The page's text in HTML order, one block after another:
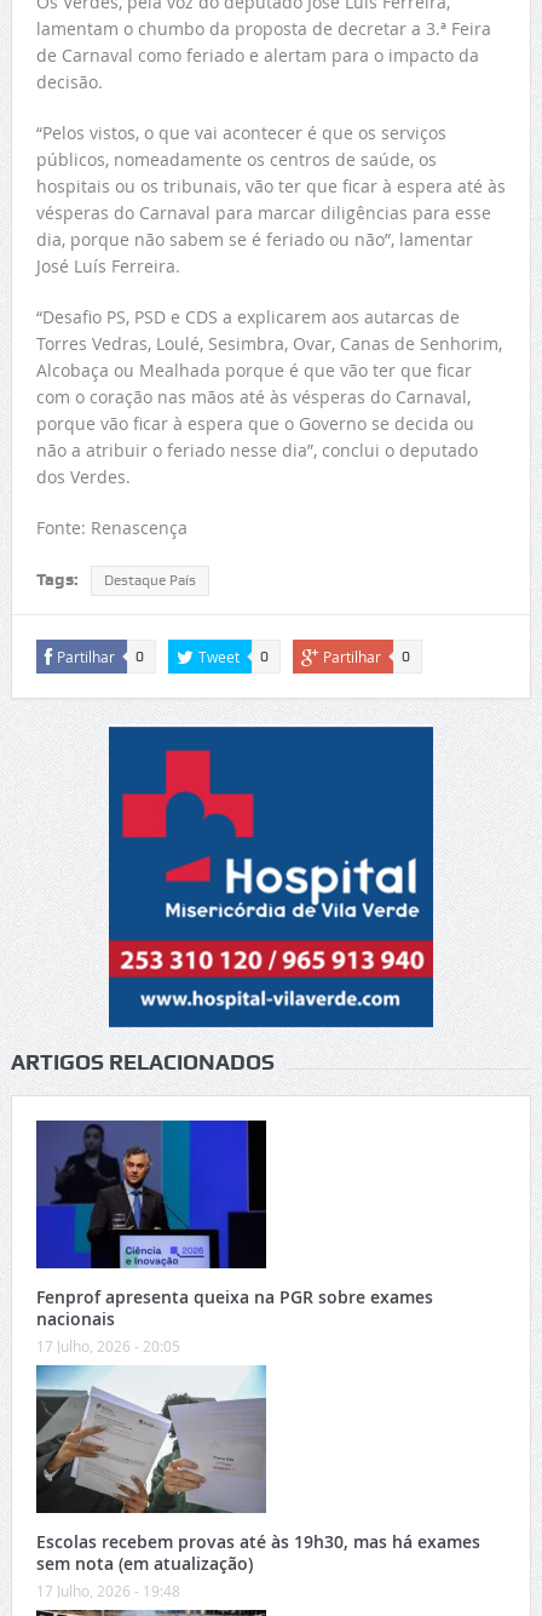
lamentam o chumbo da proposta de decretar a 3.ª Feira
de Carnaval como feriado e alertam para o impacto da
decisão.
“Pelos vistos, o que vai acontecer é que os serviços
públicos, nomeadamente os centros de saúde, os
hospitais ou os tribunais, vão ter que ficar à espera até às
vésperas do Carnaval para marcar diligências para esse
dia, porque não sabem se é feriado ou não”, lamentar
José Luís Ferreira.
“Desafio PS, PSD e CDS a explicarem aos autarcas de
Torres Vedras, Loulé, Sesimbra, Ovar, Canas de Senhorim,
Alcobaça ou Mealhada porque é que vão ter que ficar
com o coração nas mãos até às vésperas do Carnaval,
porque vão ficar à espera que o Governo se decida ou
não a atribuir o feriado nesse dia”, conclui o deputado
dos Verdes.
Fonte: Renascença
Tags: Destaque País
Partilhar 0 Tweet 0 Partilhar 0
ARTIGOS RELACIONADOS
Fenprof apresenta queixa na PGR sobre exames
nacionais
17 Julho, 2026 - 20:05
Escolas recebem provas até às 19h30, mas há exames
sem nota (em atualização)
17 Julho, 2026 - 19:48